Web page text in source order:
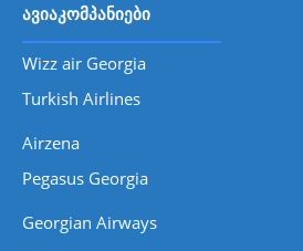
ავიაკომპანიები
Wizz air Georgia
Turkish Airlines
Airzena
Pegasus Georgia
Georgian Airways